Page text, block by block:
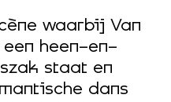
waarbij Van
een heen-en-
staat en
dans